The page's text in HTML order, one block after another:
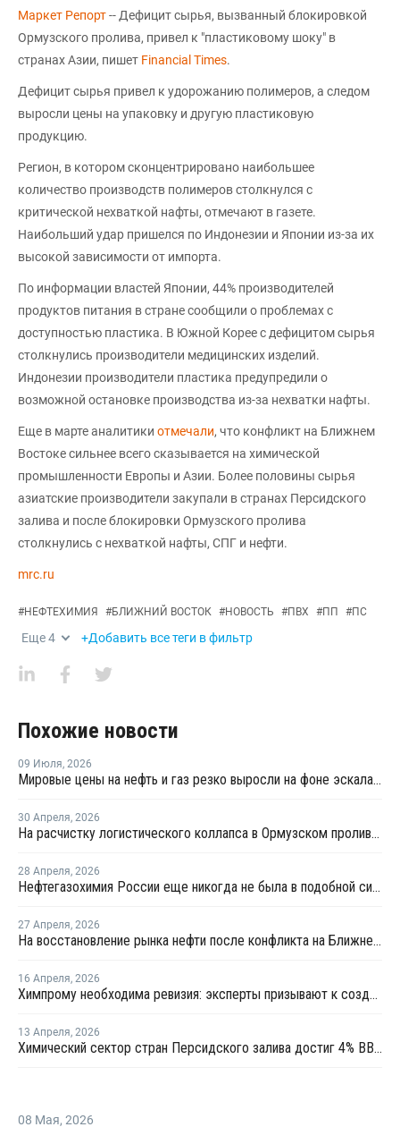
Маркет Репорт-- Дефицит сырья, вызванный блокировкой
Ормузского пролива, привел к "пластиковому шоку" в
странах Азии, пишет Financial Times.
Дефицит сырья привел к удорожанию полимеров, а следом
выросли цены на упаковку и другую пластиковую
продукцию.
Регион, в котором сконцентрировано наибольшее
количество производств полимеров столкнулся с
критической нехваткой нафты, отмечают в газете.
Наибольший удар пришелся по Индонезии и Японии из-за их
высокой зависимости от импорта.
По информации властей Японии, 44% производителей
продуктов питания в стране сообщили о проблемах с
доступностью пластика. В Южной Корее с дефицитом сырья
столкнулись производители медицинских изделий.
Индонезии производители пластика предупредили о
возможной остановке производства из-за нехватки нафты.
Еще в марте аналитики отмечали, что конфликт на Ближнем
Востоке сильнее всего сказывается на химической
промышленности Европы и Азии. Более половины сырья
азиатские производители закупали в странах Персидского
залива и после блокировки Ормузского пролива
столкнулись с нехваткой нафты, СПГ и нефти.
mrc.ru
#НЕФТЕХИМИЯ #БЛИЖНИЙ ВОСТОК #НОВОСТЬ #ПВХ #ПП #ПС
Еще4 +Добавить все теги в фильтр
Похожие новости
09 Июля, 2026
Мировые цены на нефть и газ резко выросли на фоне эскалации на Ближнем Востоке
30 Апреля, 2026
На расчистку логистического коллапса в Ормузском проливе уйдет не менее 275 дней
28 Апреля, 2026
Нефтегазохимия России еще никогда не была в подобной ситуации - СИБУР
27 Апреля, 2026
На восстановление рынка нефти после конфликта на Ближнем Востоке уйдет несколько месяцев
16 Апреля, 2026
Химпрому необходима ревизия: эксперты призывают к созданию стратегии развития полимерной отрасли
13 Апреля, 2026
Химический сектор стран Персидского залива достиг 4% ВВП
08 Мая, 2026